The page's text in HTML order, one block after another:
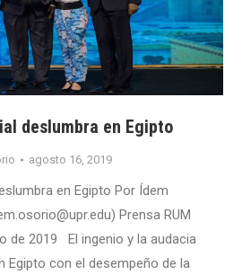
deslumbra en Egipto
agosto 16, 2019
en Egipto Por Ídem
Prensa RUM
de 2019 El ingenio y la audacia
Egipto con el desempeño de la